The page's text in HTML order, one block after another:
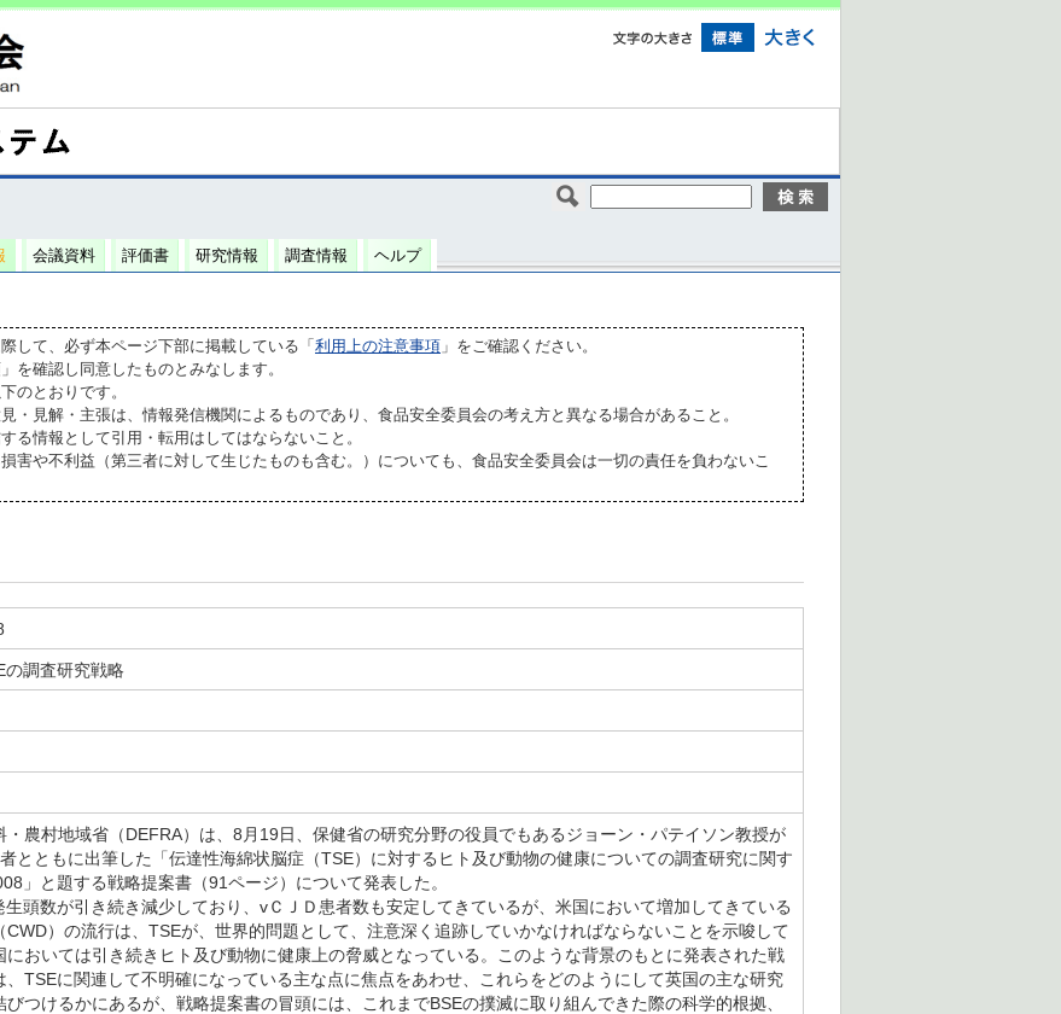
会議資料 評価書 研究情報 調査情報 ヘルプ
して、必ず本ページ下部に掲載している「 利用上の注意事項 」をご確認ください。
を確認し同意したものとみなします。
のとおりです。
・見解・主張は、情報発信機関によるものであり、食品安全委員会の考え方と異なる場合があること。
る情報として引用・転用はしてはならないこと。
害や不利益（第三者に対して生じたものも含む。）についても、食品安全委員会は一切の責任を負わないこ
の調査研究戦略
農村地域省（DEFRA）は、8月19日、保健省の研究分野の役員でもあるジョーン・パテイソン教授が
とともに出筆した「伝達性海綿状脳症（TSE）に対するヒト及び動物の健康についての調査研究に関す
」と題する戦略提案書（91ページ）について発表した。
頭数が引き続き減少しており、vＣＪＤ患者数も安定してきているが、米国において増加してきている
CWD）の流行は、TSEが、世界的問題として、注意深く追跡していかなければならないことを示唆して
においては引き続きヒト及び動物に健康上の脅威となっている。このような背景のもとに発表された戦
、TSEに関連して不明確になっている主な点に焦点をあわせ、これらをどのようにして英国の主な研究
びつけるかにあるが、戦略提案書の冒頭には、これまでBSEの撲滅に取り組んできた際の科学的根拠、